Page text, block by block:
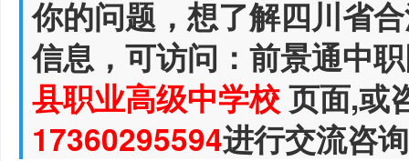
你的问题，想了解四川省
信息，可访问：前景通中
县职业高级中学校页面,或
17360295594进行交流咨